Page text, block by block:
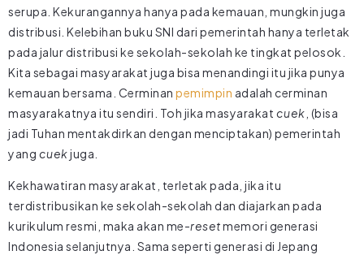
serupa. Kekurangannya hanya pada kemauan, mungkin juga
distribusi. Kelebihan buku SNI dari pemerintah hanya terletak
pada jalur distribusi ke sekolah-sekolah ke tingkat pelosok.
Kita sebagai masyarakat juga bisa menandingi itu jika punya
kemauan bersama. Cerminan pemimpin adalah cerminan
masyarakatnya itu sendiri. Toh jika masyarakat cuek , (bisa
jadi Tuhan mentakdirkan dengan menciptakan) pemerintah
yang cuekjuga.
Kekhawatiran masyarakat, terletak pada, jika itu
terdistribusikan ke sekolah-sekolah dan diajarkan pada
kurikulum resmi, maka akan me-resetmemori generasi
Indonesia selanjutnya. Sama seperti generasi di Jepang